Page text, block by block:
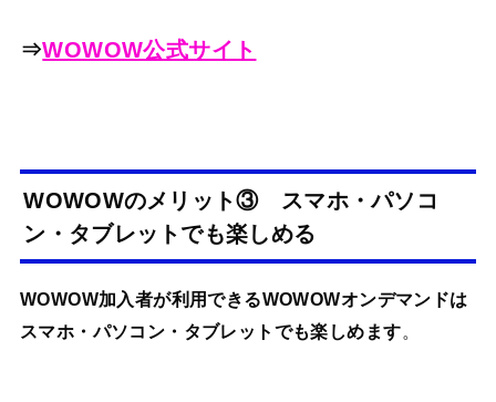
⇒WOWOW公式サイト
WOWOWのメリット③ スマホ・パソコ
ン・タブレットでも楽しめる
WOWOW加入者が利用できるWOWOWオンデマンドは
スマホ・パソコン・タブレットでも楽しめます